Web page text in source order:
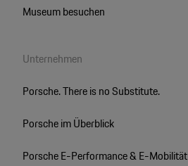
Museum besuchen
Unternehmen
Porsche. There is no Substitute.
Porsche im Überblick
Porsche E-Performance & E-Mobilität